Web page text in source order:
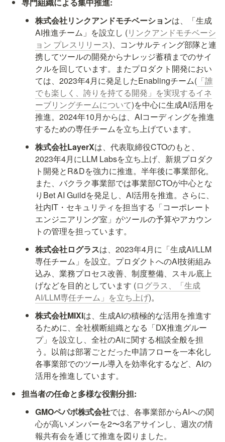
株式会社リンクアンドモチベーションは、「生成
AI推進チーム」を設立し (リンクアンドモチベーシ
ョン プレスリリース)、コンサルティング部隊と連
携してツールの開発からナレッジ蓄積までのサイ
クルを回しています。またプロダクト開発におい
ては、2023年4月に発足したEnablingチーム( 「誰
でも楽しく、誇りを持てる開発」を実現するイネ
ーブリングチームについて)を中心に生成AI活用を
推進。2024年10月からは、AIコーディングを推進
するための専任チームを立ち上げています。
株式会社LayerXは、代表取締役CTOのもと、
2023年4月にLLM Labsを立ち上げ、新規プロダク
ト開発とR&Dを強力に推進。半年後に事業部化。
また、バクラク事業部では事業部CTOが中心とな
りBet AI Guildを発足し、AI活用を推進。さらに、
社内IT・セキュリティを担当する「コーポレート
エンジニアリング室」がツールの予算やアカウン
トの管理を担っています。
株式会社ログラスは、2023年4月に「生成AI/LLM
専任チーム」を設立。プロダクトへのAI技術組み
込み、業務プロセス改善、制度整備、スキル底上
げなどを目的としています (ログラス、「生成
AI/LLM専任チーム」を立ち上げ)。
株式会社MIXIは、生成AIの積極的な活用を推進す
るために、全社横断組織となる「DX推進グルー
プ」を設立し、全社のAIに関する相談全般を担
う。以前は部署ごとだった申請フローを一本化し
各事業部でのツール導入を効率化するなど、AIの
活用を推進しています。
担当者の任命と多様な役割分担:
GMOペパボ株式会社では、各事業部からAIへの関
心が高いメンバーを2〜3名アサインし、週次の情
報共有会を通じて推進を図りました。